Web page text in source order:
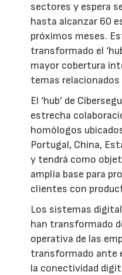
sectores y espera
hasta alcanzar 60
próximos meses.
transformado el
mayor cobertura
temas relacionados
El ‘hub’ de
estrecha
homólogos
Portugal, China,
y tendrá como
amplia base para
clientes con
Los sistemas
han transformado
operativa de las
transformado ante
la conectividad